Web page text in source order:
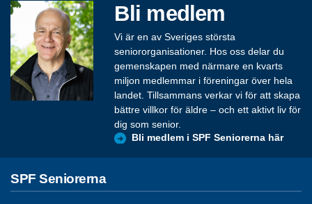
Bli medlem
Vi är en av Sveriges största
seniororganisationer. Hos oss delar du
gemenskapen med närmare en kvarts
miljon medlemmar i föreningar över hela
landet. Tillsammans verkar vi för att skapa
bättre villkor för äldre – och ett aktivt liv för
dig som senior.
Bli medlem i SPF Seniorerna här
SPF Seniorerna